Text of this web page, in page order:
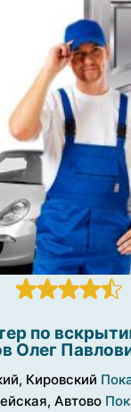
по
Олег
Кировский
Автово